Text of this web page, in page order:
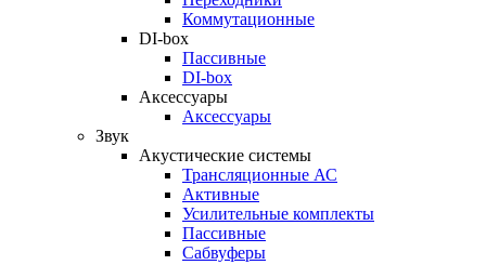
Коммутационные
DI-box
Пассивные
DI-box
Аксессуары
Аксессуары
Звук
Акустические системы
Трансляционные АС
Активные
Усилительные комплекты
Пассивные
Сабвуферы